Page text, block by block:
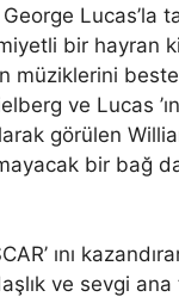
Lucas’la
bir hayran
müziklerini
ve Lucas
görülen
bir bağ
ını
ve sevgi ana